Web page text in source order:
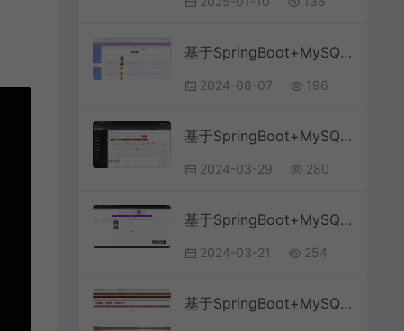
基于SpringBoot+MySQL+Vue.js的在线英语阅读分级(附论文)
2024-08-07 196
基于SpringBoot+MySQL+Vue.js的量化积分管理系统(附论文)
2024-03-29 280
基于SpringBoot+MySQL+Vue.js的政务大厅管理系统(附论文)
2024-03-21 254
基于SpringBoot+MySQL+Vue.js的大学生志愿者管理系统(附论文)